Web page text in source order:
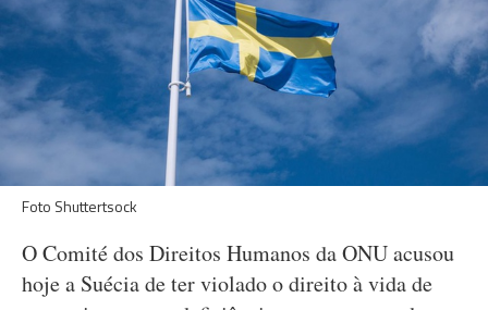
Foto Shuttertsock
O Comité dos Direitos Humanos da ONU acusou
hoje a Suécia de ter violado o direito à vida de